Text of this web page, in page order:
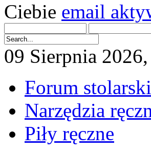
Ciebie email
09 Sierpnia
Forum
Narzędzia
Piły ręczne